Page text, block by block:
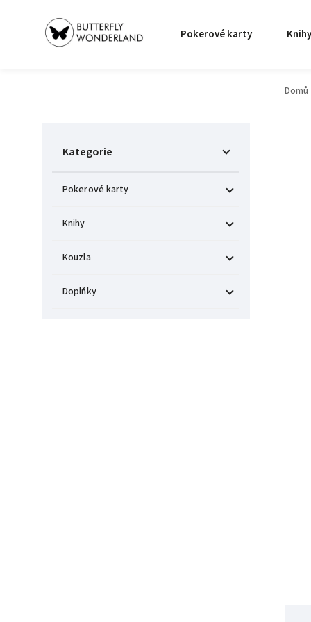
Pokerové karty Knihy
Domů
Kategorie
Pokerové karty
Knihy
Kouzla
Doplňky